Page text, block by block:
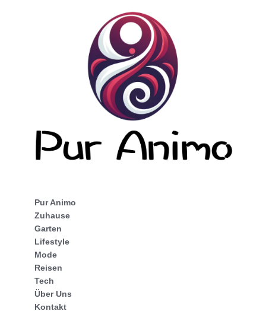
Pur Animo
Zuhause
Garten
Lifestyle
Mode
Reisen
Tech
Über Uns
Kontakt